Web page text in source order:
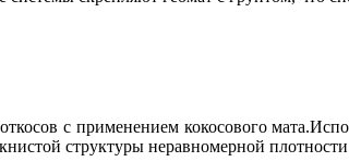
с применением кокосового мата.
структуры неравномерной